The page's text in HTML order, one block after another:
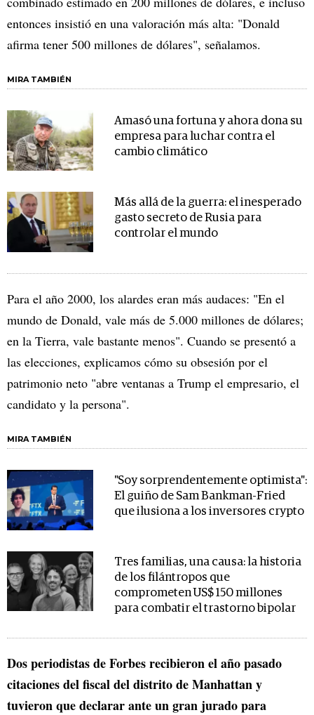
entonces insistió en una valoración más alta: "Donald
afirma tener 500 millones de dólares", señalamos.
MIRA TAMBIÉN
Amasó una fortuna y ahora dona su
empresa para luchar contra el
cambio climático
Más allá de la guerra: el inesperado
gasto secreto de Rusia para
controlar el mundo
Para el año 2000, los alardes eran más audaces: "En el
mundo de Donald, vale más de 5.000 millones de dólares;
en la Tierra, vale bastante menos". Cuando se presentó a
las elecciones, explicamos cómo su obsesión por el
patrimonio neto "abre ventanas a Trump el empresario, el
candidato y la persona".
MIRA TAMBIÉN
"Soy sorprendentemente optimista":
El guiño de Sam Bankman-Fried
que ilusiona a los inversores crypto
Tres familias, una causa: la historia
de los filántropos que
comprometen US$ 150 millones
para combatir el trastorno bipolar
Dos periodistas de Forbes recibieron el año pasado
citaciones del fiscal del distrito de Manhattan y
tuvieron que declarar ante un gran jurado para